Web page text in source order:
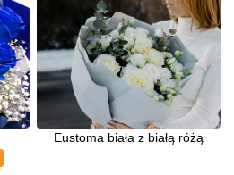
Eustoma biała z białą różą